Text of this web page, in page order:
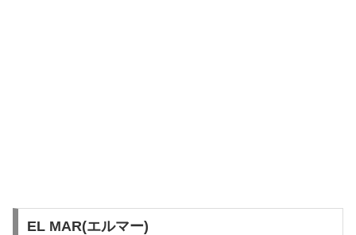
EL MAR(エルマー)